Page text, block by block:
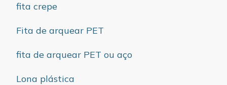
fita crepe
Fita de arquear PET
fita de arquear PET ou aço
Lona plástica